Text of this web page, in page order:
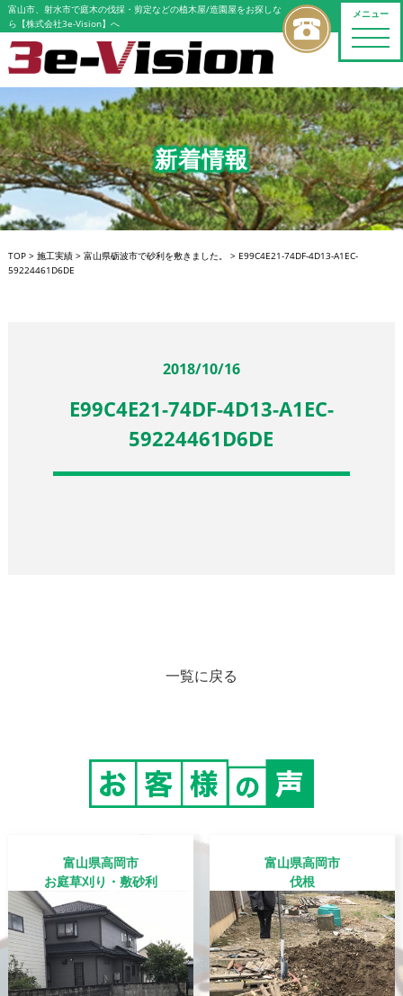
メニュー
toggle
富山市、射水市で庭木の伐採・剪定などの植木屋/造園屋をお探しな
ら【株式会社3e-Vision】へ
新着情報
TOP> 施工実績> 富山県砺波市で砂利を敷きました。 > E99C4E21-74DF-4D13-A1EC-
59224461D6DE
2018/10/16
E99C4E21-74DF-4D13-A1EC-
59224461D6DE
一覧に戻る
富山県高岡市
お庭草刈り・敷砂利
富山県高岡市
伐根